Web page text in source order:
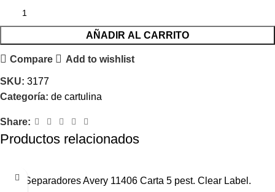
AÑADIR AL CARRITO
Compare Add to wishlist
SKU: 3177
Categoría: de cartulina
Share:
Productos relacionados
Separadores Avery 11406 Carta 5 pest. Clear Label.